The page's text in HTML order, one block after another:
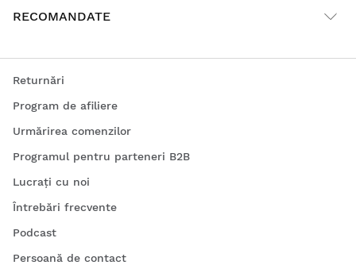
RECOMANDATE
Returnări
Program de afiliere
Urmărirea comenzilor
Programul pentru parteneri B2B
Lucrați cu noi
Întrebări frecvente
Podcast
Persoană de contact